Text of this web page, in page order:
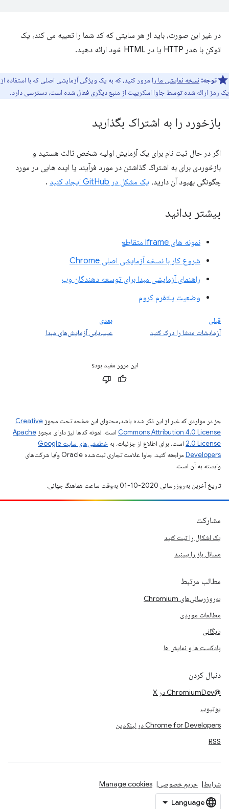
در غیر این صورت، باید از هر سایتی که کد شما را تعبیه می کند، یک
توکن با هدر HTTP یا در HTML خود ارائه دهید.
توجه: نسخه نمایشی ما را مرور کنید، که به یک ویژگی آزمایشی اصلی که با استفاده از
یک رمز ارائه شده توسط جاوا اسکریپت از منبع دیگری فعال شده است، دسترسی دارد.
بازخورد را به اشتراک بگذارید
اگر در حال ثبت نام برای یک آزمایش اولیه شخص ثالث هستید و
بازخوردی برای به اشتراک گذاشتن در مورد فرآیند یا ایده هایی در مورد
چگونگی بهبود آن دارید، یک مشکل در GitHub ایجاد کنید .
بیشتر بدانید
نمونه های iframe متقاطع
شروع کار با نسخه آزمایشی اصلی Chrome
راهنمای آزمایشی مبدا برای توسعه دهندگان وب
وضعیت پلتفرم کروم
قبلی
آزمایشات منشا را درک کنید
بعدی
عیب‌یابی آزمایش‌های مبدا
این مرور مفید بود؟
جز در مواردی که غیر از این ذکر شده باشد،‌محتوای این صفحه تحت مجوز Creative
Commons Attribution 4.0 License است. نمونه کدها نیز دارای مجوز Apache
2.0 License است. برای اطلاع از جزئیات، به
خطمشی‌های سایت Google
Developers‏
مراجعه کنید. جاوا علامت تجاری ثبت‌شده Oracle و/یا شرکت‌های
وابسته به آن است.
تاریخ آخرین به‌روزرسانی 2020-10-01 به‌وقت ساعت هماهنگ جهانی.
مشارکت
یک اشکال را ثبت کنید
مسائل باز را ببینید
مطالب مرتبط
به‌روزرسانی‌های Chromium
مطالعات موردی
بایگانی
پادکست ها و نمایش ها
دنبال کردن
@ChromiumDev در X
یوتیوب
Chrome for Developers در لینکدین
RSS
شرایط حریم خصوصی Manage cookies